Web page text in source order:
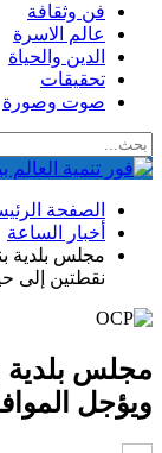
فن وثقافة
عالم الاسرة
الدين والحياة
تحقيقات
صوت وصورة
الصفحة
أخبار الساعة
نقطتين إلى
ويؤجل